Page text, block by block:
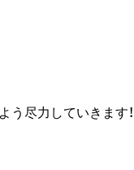
尽力していきます！